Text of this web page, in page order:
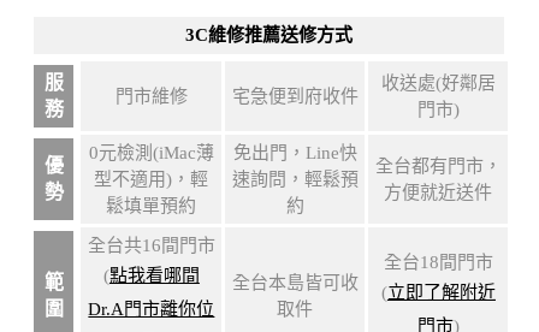
3C維修推薦送修方式
服
務
門市維修 宅急便到府收件
收送處(好鄰居
門市)
優
勢
0元檢測(iMac薄
型不適用)，輕
鬆填單預約
免出門，Line快
速詢問，輕鬆預
約
全台都有門市，
方便就近送件
範
圍
全台共16間門市
(點我看哪間
Dr.A門市離你位
全台本島皆可收
取件
全台18間門市
(立即了解附近
門市)